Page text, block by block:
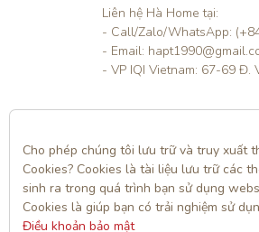
Liên hệ Hà Home tại:
- Call/Zalo/WhatsApp:
- Email:
- VP IQI Vietnam: 67-69 Đ.
Cho phép chúng tôi lưu trữ và truy xuất
Cookies? Cookies là tài liệu lưu trữ các
sinh ra trong quá trình bạn sử dụng
Điều khoản bảo mật